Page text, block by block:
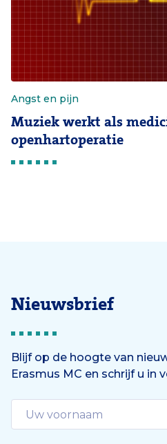
Angst en pijn
Muziek werkt als
openhartoperatie
Nieuwsbrief
Blijf op de hoogte van
Erasmus MC en schrijf u in